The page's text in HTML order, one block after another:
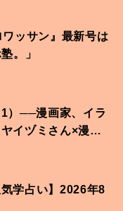
ッサン』最新号は
。」
）──漫画家、イラ
イヅミさん×漫画
気学占い】2026年8